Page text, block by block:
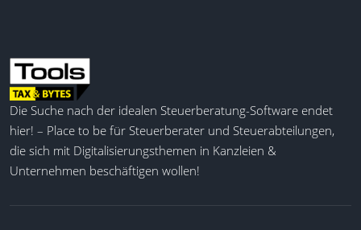
Die Suche nach der idealen Steuerberatung-Software endet
hier! – Place to be für Steuerberater und Steuerabteilungen,
die sich mit Digitalisierungsthemen in Kanzleien &
Unternehmen beschäftigen wollen!